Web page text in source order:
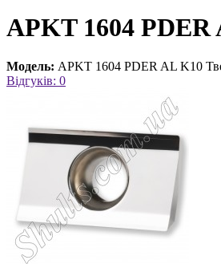
APKT 1604 PDER
Модель: APKT 1604 PDER AL K10
Відгуків: 0